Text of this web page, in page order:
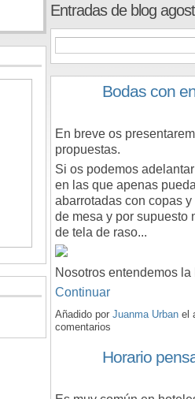
Entradas de blog
Bodas con
En breve os
propuestas.
Si os podemos
en las que apenas
abarrotadas con copas
de mesa y por supuesto
de tela de raso...
Nosotros entendemos
Continuar
Añadido por Juanma Urban el
comentarios
Horario